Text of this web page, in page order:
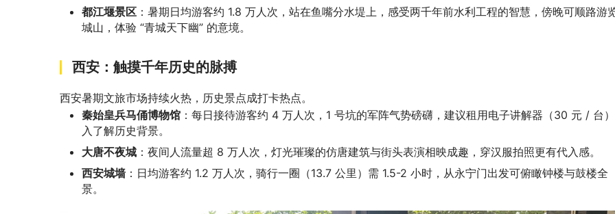
都江堰景区 ：暑期日均游客约 1.8 万人次，站在鱼嘴分水堤上，感受两千年前水利工程的智慧，傍晚可顺路游
城山，体验 “青城天下幽” 的意境。
西安：触摸千年历史的脉搏
西安暑期文旅市场持续火热，历史景点成打卡热点。
秦始皇兵马俑博物馆 ：每日接待游客约 4 万人次，1 号坑的军阵气势磅礴，建议租用电子讲解器（30 元 / 台
入了解历史背景。
大唐不夜城 ：夜间人流量超 8 万人次，灯光璀璨的仿唐建筑与街头表演相映成趣，穿汉服拍照更有代入感。
西安城墙：日均游客约 1.2 万人次，骑行一圈（13.7 公里）需 1.5-2 小时，从永宁门出发可俯瞰钟楼与鼓楼全
景。